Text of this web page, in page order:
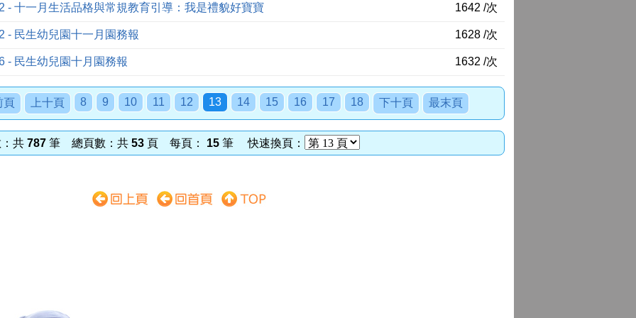
- 十一月生活品格與常規教育引導：我是禮貌好寶寶 1642 /次
- 民生幼兒園十一月園務報 1628 /次
- 民生幼兒園十月園務報 1632 /次
頁 上十頁 8 9 10 11 12 13 14 15 16 17 18 下十頁 最末頁
共 787 筆 總頁數：共 53 頁 每頁： 15 筆 快速換頁：